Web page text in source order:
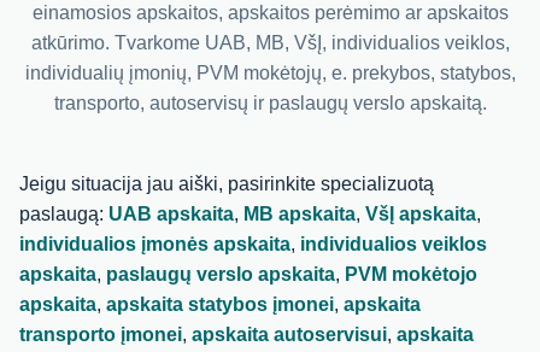
einamosios apskaitos, apskaitos perėmimo ar apskaitos
atkūrimo. Tvarkome UAB, MB, VšĮ, individualios veiklos,
individualių įmonių, PVM mokėtojų, e. prekybos, statybos,
transporto, autoservisų ir paslaugų verslo apskaitą.
Jeigu situacija jau aiški, pasirinkite specializuotą
paslaugą: UAB apskaita, MB apskaita, VšĮ apskaita,
individualios įmonės apskaita, individualios veiklos
apskaita, paslaugų verslo apskaita, PVM mokėtojo
apskaita, apskaita statybos įmonei, apskaita
transporto įmonei, apskaita autoservisui, apskaita